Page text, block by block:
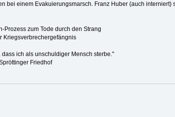
bei einem Evakuierungsmarsch. Franz Huber (auch
Prozess zum Tode durch den Strang
Kriegsverbrechergefängnis
ich als unschuldiger Mensch sterbe."
Friedhof